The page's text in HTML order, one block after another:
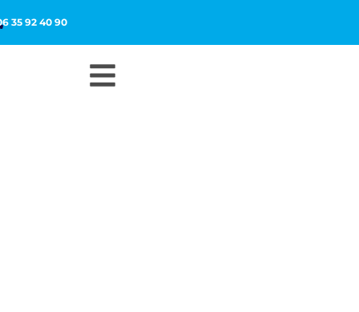
35 92 40 90